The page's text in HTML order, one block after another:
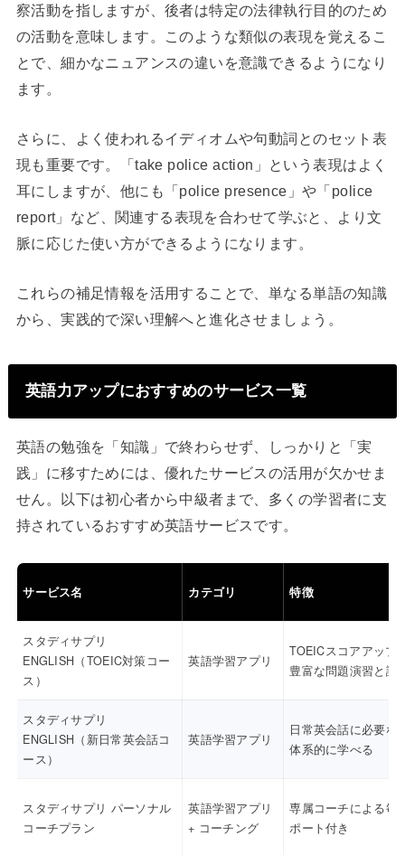
察活動を指しますが、後者は特定の法律執行目的のため
の活動を意味します。このような類似の表現を覚えるこ
とで、細かなニュアンスの違いを意識できるようになり
ます。
さらに、よく使われるイディオムや句動詞とのセット表
現も重要です。「take police action」という表現はよく
耳にしますが、他にも「police presence」や「police
report」など、関連する表現を合わせて学ぶと、より文
脈に応じた使い方ができるようになります。
これらの補足情報を活用することで、単なる単語の知識
から、実践的で深い理解へと進化させましょう。
英語力アップにおすすめのサービス一覧
英語の勉強を「知識」で終わらせず、しっかりと「実
践」に移すためには、優れたサービスの活用が欠かせま
せん。以下は初心者から中級者まで、多くの学習者に支
持されているおすすめ英語サービスです。
サービス名 カテゴリ 特徴
スタディサプリ
ENGLISH（TOEIC対策コー
ス）
英語学習アプリ
TOEICスコアアップ
豊富な問題演習と講
スタディサプリ
ENGLISH（新日常英会話コ
ース）
英語学習アプリ
日常英会話に必要な
体系的に学べる
スタディサプリ パーソナル
コーチプラン
英語学習アプリ
+ コーチング
専属コーチによる毎
ポート付き